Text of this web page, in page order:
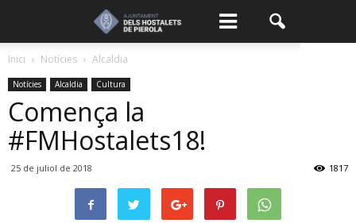
Inici Notícies Alcaldia
Notícies Alcaldia Cultura
Comença la
#FMHostalets18!
25 de juliol de 2018 1817